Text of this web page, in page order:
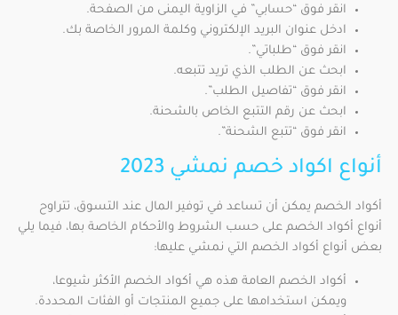
انقر فوق “حسابي” في الزاوية اليمنى من الصفحة.
ادخل عنوان البريد الإلكتروني وكلمة المرور الخاصة بك.
انقر فوق “طلباتي”.
ابحث عن الطلب الذي تريد تتبعه.
انقر فوق “تفاصيل الطلب”.
ابحث عن رقم التتبع الخاص بالشحنة.
انقر فوق “تتبع الشحنة”.
أنواع اكواد خصم نمشي 2023
أكواد الخصم يمكن أن تساعد في توفير المال عند التسوق، تتراوح
أنواع أكواد الخصم على حسب الشروط والأحكام الخاصة بها، فيما يلي
بعض أنواع أكواد الخصم التي نمشي عليها:
أكواد الخصم العامة هذه هي أكواد الخصم الأكثر شيوعا،
ويمكن استخدامها على جميع المنتجات أو الفئات المحددة.